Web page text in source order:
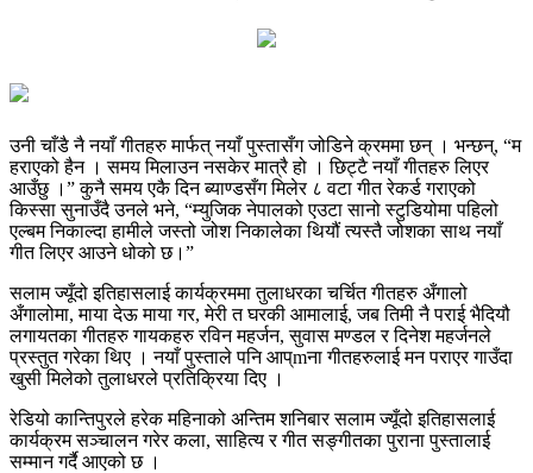
उनी चाँडै नै नयाँ गीतहरु मार्फत् नयाँ पुस्तासँग जोडिने क्रममा छन् । भन्छन्, “म
हराएको हैन । समय मिलाउन नसकेर मात्रै हो । छिट्टै नयाँ गीतहरु लिएर
आउँछु ।” कुनै समय एकै दिन ब्याण्डसँग मिलेर ८ वटा गीत रेकर्ड गराएको
किस्सा सुनाउँदै उनले भने, “म्युजिक नेपालको एउटा सानो स्टुडियोमा पहिलो
एल्बम निकाल्दा हामीले जस्तो जोश निकालेका थियौं त्यस्तै जोशका साथ नयाँ
गीत लिएर आउने धोको छ।”
सलाम ज्यूँदो इतिहासलाई कार्यक्रममा तुलाधरका चर्चित गीतहरु अँगालो
अँगालोमा, माया देऊ माया गर, मेरी त घरकी आमालाई, जब तिमी नै पराई भैदियौ
लगायतका गीतहरु गायकहरु रविन महर्जन, सुवास मण्डल र दिनेश महर्जनले
प्रस्तुत गरेका थिए । नयाँ पुस्ताले पनि आप्mना गीतहरुलाई मन पराएर गाउँदा
खुसी मिलेको तुलाधरले प्रतिक्रिया दिए ।
रेडियो कान्तिपुरले हरेक महिनाको अन्तिम शनिबार सलाम ज्यूँदो इतिहासलाई
कार्यक्रम सञ्चालन गरेर कला, साहित्य र गीत सङ्गीतका पुराना पुस्तालाई
सम्मान गर्दै आएको छ ।